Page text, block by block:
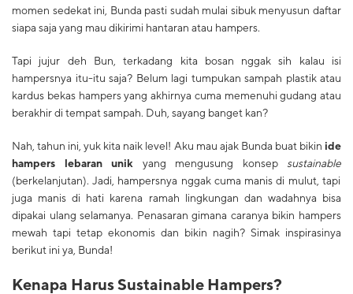
momen sedekat ini, Bunda pasti sudah mulai sibuk menyusun daftar
siapa saja yang mau dikirimi hantaran atau hampers.
​Tapi jujur deh Bun, terkadang kita bosan nggak sih kalau isi
hampersnya itu-itu saja? Belum lagi tumpukan sampah plastik atau
kardus bekas hampers yang akhirnya cuma memenuhi gudang atau
berakhir di tempat sampah. Duh, sayang banget kan?
​Nah, tahun ini, yuk kita naik level! Aku mau ajak Bunda buat bikin ide
hampers lebaran unik yang mengusung konsep sustainable
(berkelanjutan). Jadi, hampersnya nggak cuma manis di mulut, tapi
juga manis di hati karena ramah lingkungan dan wadahnya bisa
dipakai ulang selamanya. Penasaran gimana caranya bikin hampers
mewah tapi tetap ekonomis dan bikin nagih? Simak inspirasinya
berikut ini ya, Bunda!
​Kenapa Harus Sustainable Hampers?